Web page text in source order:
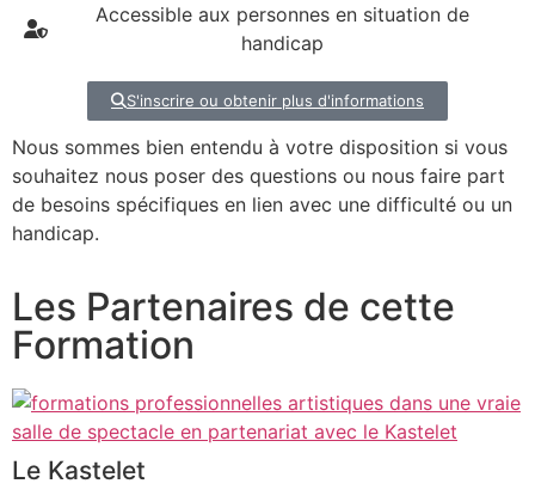
Accessible aux personnes en situation de
handicap
S'inscrire ou obtenir plus d'informations
Nous sommes bien entendu à votre disposition si vous
souhaitez nous poser des questions ou nous faire part
de besoins spécifiques en lien avec une difficulté ou un
handicap.
Les Partenaires de cette
Formation
Le Kastelet